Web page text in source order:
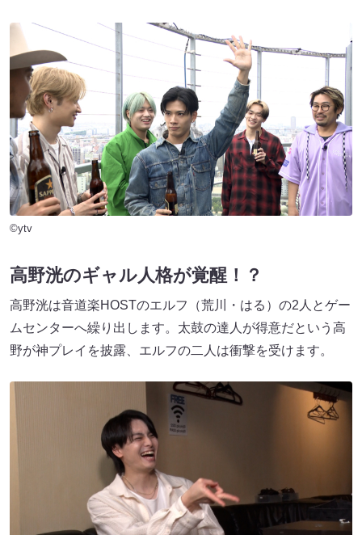
©ytv
高野洸のギャル人格が覚醒！？
高野洸は音道楽HOSTのエルフ（荒川・はる）の2人とゲー
ムセンターへ繰り出します。太鼓の達人が得意だという高
野が神プレイを披露、エルフの二人は衝撃を受けます。